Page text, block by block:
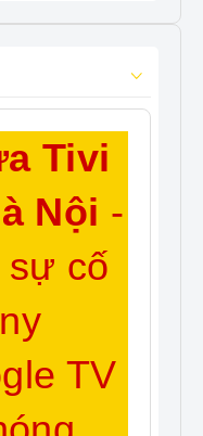
Tivi
Nội -
sự cố
TV